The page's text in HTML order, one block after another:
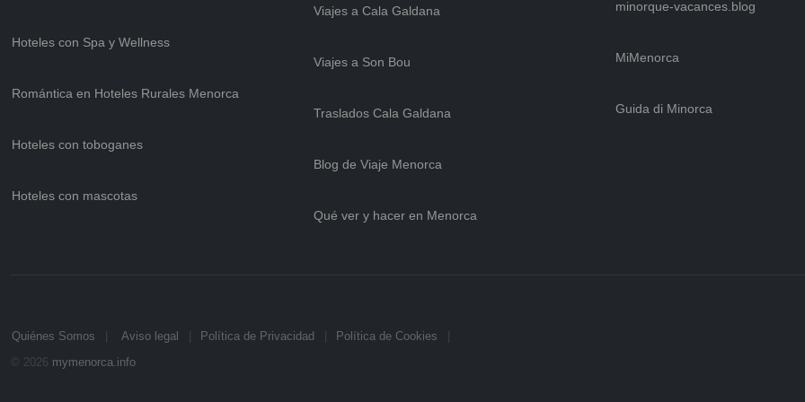
Hoteles con Spa y Wellness
Romántica en Hoteles Rurales Menorca
Hoteles con toboganes
Hoteles con mascotas
Viajes a Cala Galdana
Viajes a Son Bou
Traslados Cala Galdana
Blog de Viaje Menorca
Qué ver y hacer en Menorca
minorque-vacances.blog
MiMenorca
Guida di Minorca
Quiénes Somos Aviso legal Política de Privacidad
Política de Cookies
© 2026 mymenorca.info